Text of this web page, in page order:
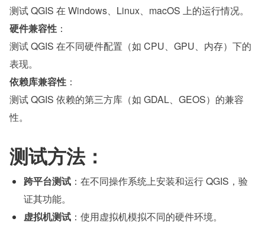
测试 QGIS 在 Windows、Linux、macOS 上的运行情况。
硬件兼容性 ：
测试 QGIS 在不同硬件配置（如 CPU、GPU、内存）下的
表现。
依赖库兼容性 ：
测试 QGIS 依赖的第三方库（如 GDAL、GEOS）的兼容
性。
测试方法：
跨平台测试 ：在不同操作系统上安装和运行 QGIS，验
证其功能。
虚拟机测试 ：使用虚拟机模拟不同的硬件环境。